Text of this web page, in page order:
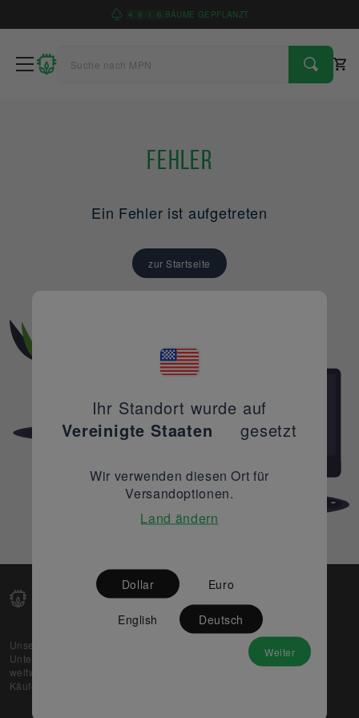
4 9 1 6 BÄUME GEPFLANZT
Fehler
Ein Fehler ist aufgetreten
zur Startseite
Unsere Web-Plattform unterstützt OEM- und EMS-
Unternehmen dabei, ihre überschüssigen Lagerbestände
weltweit zu verkaufen und gleichzeitig den potenziellen
Käufern beste Preise und Qualität zu bieten.
Partner
Ihr Standort wurde auf
Vereinigte Staaten
gesetzt
Wir verwenden diesen Ort für
Versandoptionen.
Land ändern
Dollar Euro
English Deutsch
Weiter